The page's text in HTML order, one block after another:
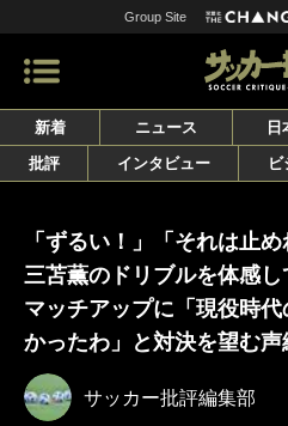
Group Site
新着 ニュース 日
批評
インタビュー ビ
「ずるい！」「それは止
三苫薫のドリブルを体感
マッチアップに「現役時
かったわ」と対決を望む声
サッカー批評編集部